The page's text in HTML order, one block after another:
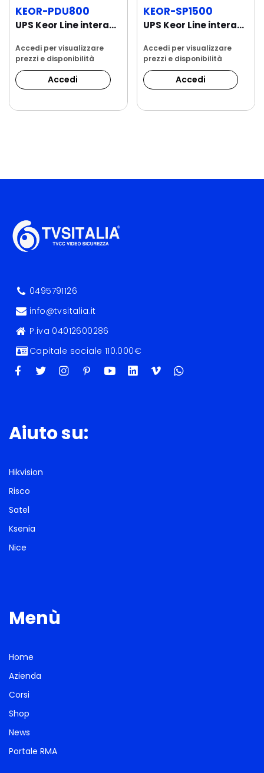
KEOR-PDU800
UPS Keor Line interactive 800 VA SCHUCO USB RACK
Accedi per visualizzare
prezzi e disponibilità
Accedi
KEOR-SP1500
UPS Keor Line interactive 1,5 kVA IEC USB
Accedi per visualizzare
prezzi e disponibilità
Accedi
0495791126
info@tvsitalia.it
P.iva 04012600286
Capitale sociale 110.000€
Aiuto su:
Hikvision
Risco
Satel
Ksenia
Nice
Menù
Home
Azienda
Corsi
Shop
News
Portale RMA